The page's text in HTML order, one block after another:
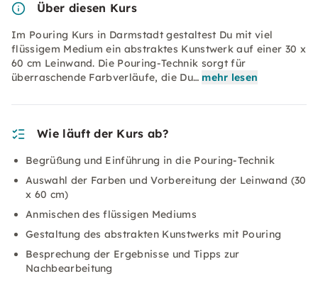
Über diesen Kurs
Im Pouring Kurs in Darmstadt gestaltest Du mit viel
flüssigem Medium ein abstraktes Kunstwerk auf einer 30 x
60 cm Leinwand. Die Pouring-Technik sorgt für
überraschende Farbverläufe, die Du… mehr lesen
Wie läuft der Kurs ab?
Begrüßung und Einführung in die Pouring-Technik
Auswahl der Farben und Vorbereitung der Leinwand (30
x 60 cm)
Anmischen des flüssigen Mediums
Gestaltung des abstrakten Kunstwerks mit Pouring
Besprechung der Ergebnisse und Tipps zur
Nachbearbeitung